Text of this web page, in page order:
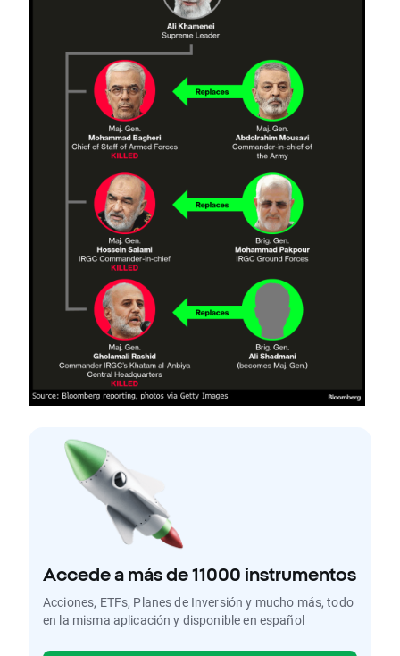
Accede a más de 11000 instrumentos
Acciones, ETFs, Planes de Inversión y mucho más, todo
en la misma aplicación y disponible en español